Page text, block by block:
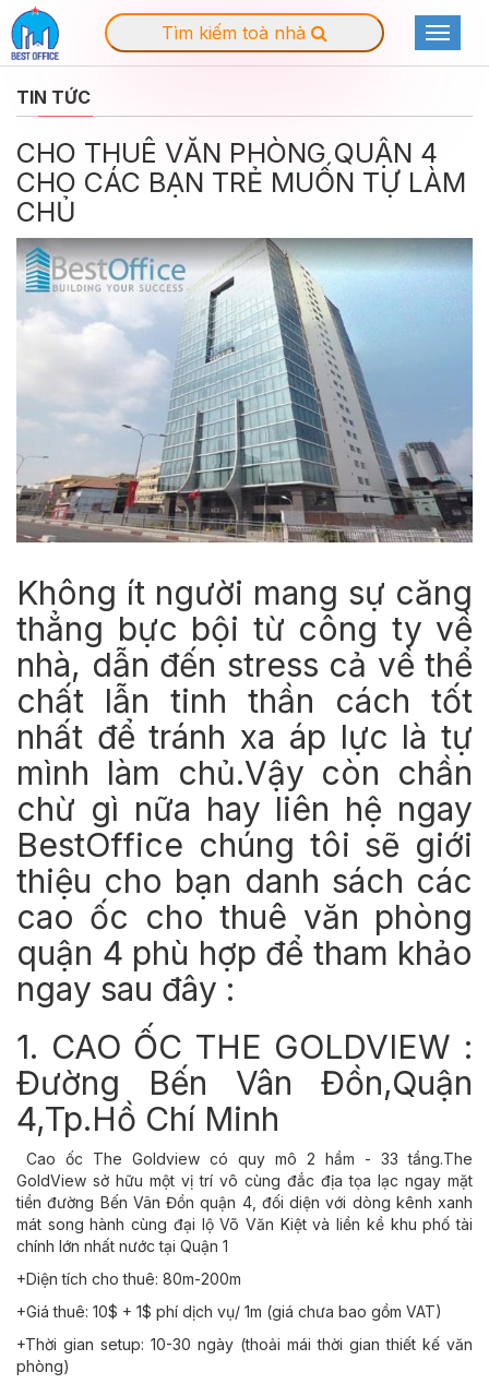
Tìm kiếm toà nhà
Toggle
TIN TỨC
CHO THUÊ VĂN PHÒNG QUẬN 4
CHO CÁC BẠN TRẺ MUỐN TỰ LÀM
CHỦ
Không ít người mang sự căng
thẳng bực bội từ công ty về
nhà, dẫn đến stress cả về thể
chất lẫn tinh thần cách tốt
nhất để tránh xa áp lực là tự
mình làm chủ.Vậy còn chần
chừ gì nữa hay liên hệ ngay
BestOffice chúng tôi sẽ giới
thiệu cho bạn danh sách các
cao ốc cho thuê văn phòng
quận 4 phù hợp để tham khảo
ngay sau đây :
1. CAO ỐC THE GOLDVIEW :
Đường Bến Vân Đồn,Quận
4,Tp.Hồ Chí Minh
Cao ốc The Goldview có quy mô 2 hầm - 33 tầng.The
GoldView sở hữu một vị trí vô cùng đắc địa tọa lạc ngay mặt
tiền đường Bến Vân Đồn quận 4, đối diện với dòng kênh xanh
mát song hành cùng đại lộ Võ Văn Kiệt và liền kề khu phố tài
chính lớn nhất nước tại Quận 1
+Diện tích cho thuê: 80m-200m
+Giá thuê: 10$ + 1$ phí dịch vụ/ 1m (giá chưa bao gồm VAT)
+Thời gian setup: 10-30 ngày (thoải mái thời gian thiết kế văn
phòng)